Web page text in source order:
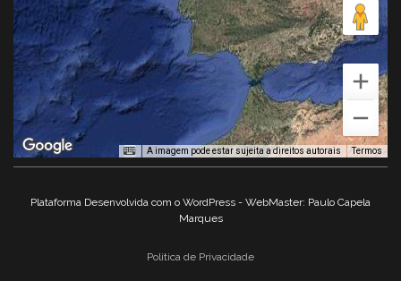
A imagem pode estar sujeita a direitos autorais Termos
Plataforma Desenvolvida com o WordPress - WebMaster: Paulo Capela
Marques
Politica de Privacidade